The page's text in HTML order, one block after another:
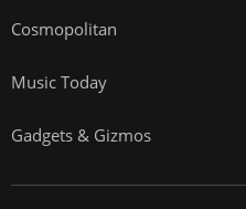
Cosmopolitan
Music Today
Gadgets & Gizmos